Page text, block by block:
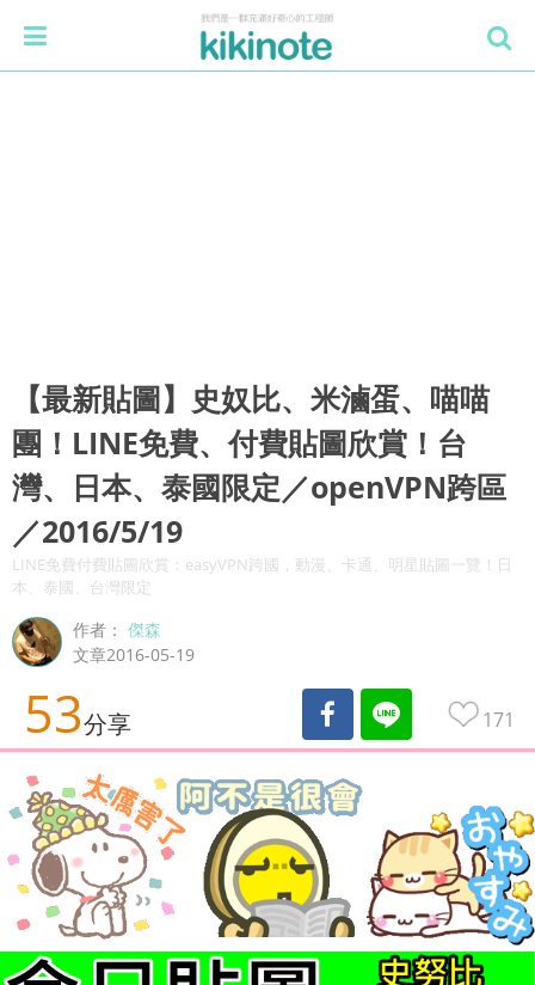
【最新貼圖】史奴比、米滷蛋、喵喵
團！LINE免費、付費貼圖欣賞！台
灣、日本、泰國限定／openVPN跨區
／2016/5/19
LINE免費付費貼圖欣賞：easyVPN跨國，動漫、卡通、明星貼圖一覽！日
本、泰國、台灣限定
作者：傑森
文章2016-05-19
53分享 171